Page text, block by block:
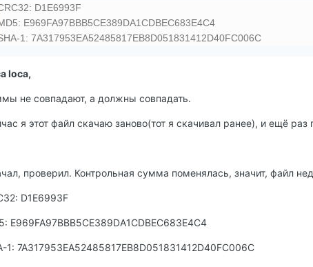
D1E6993F
E969FA97BBB5CE389DA1CDBEC683E4C4
1: 7A317953EA52485817EB8D051831412D40FC006C
loca,
не совпадают, а должны совпадать.
я этот файл скачаю заново(тот я скачивал ранее), и ещё
проверил. Контрольная сумма поменялась, значит, файл
D1E6993F
E969FA97BBB5CE389DA1CDBEC683E4C4
1: 7A317953EA52485817EB8D051831412D40FC006C